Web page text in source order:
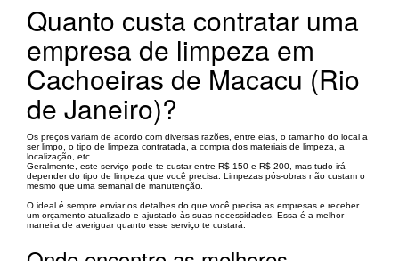
Quanto custa contratar uma
empresa de limpeza em
Cachoeiras de Macacu (Rio
de Janeiro)?
Os preços variam de acordo com diversas razões, entre elas, o tamanho do local a
ser limpo, o tipo de limpeza contratada, a compra dos materiais de limpeza, a
localização, etc.
Geralmente, este serviço pode te custar entre R$ 150 e R$ 200, mas tudo irá
depender do tipo de limpeza que você precisa. Limpezas pós-obras não custam o
mesmo que uma semanal de manutenção.
O ideal é sempre enviar os detalhes do que você precisa as empresas e receber
um orçamento atualizado e ajustado às suas necessidades. Essa é a melhor
maneira de averiguar quanto esse serviço te custará.